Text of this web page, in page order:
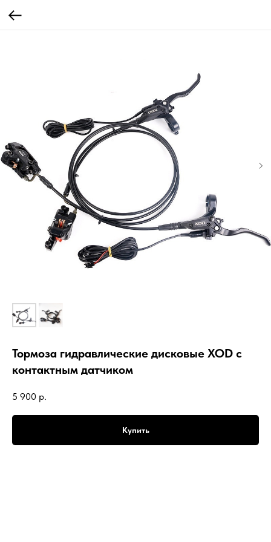
Тормоза гидравлические дисковые XOD c
контактным датчиком
5 900 р.
Купить